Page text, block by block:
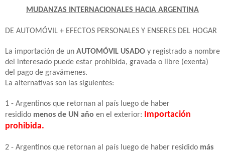
MUDANZAS INTERNACIONALES HACIA ARGENTINA
DE AUTOMÓVIL + EFECTOS PERSONALES Y ENSERES DEL HOGAR
La importación de un AUTOMÓVIL USADO y registrado a nombre
del interesado puede estar prohibida, gravada o libre (exenta)
del pago de gravámenes.
La alternativas son las siguientes:
1 - Argentinos que retornan al país luego de haber
residido menos de UN año en el exterior:
Importación
prohibida.
2 - Argentinos que retornan al país luego de haber residido más